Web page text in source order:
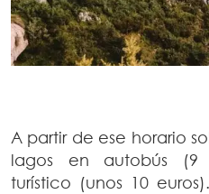
A partir de ese horario
lagos en autobús (9
turístico (unos 10